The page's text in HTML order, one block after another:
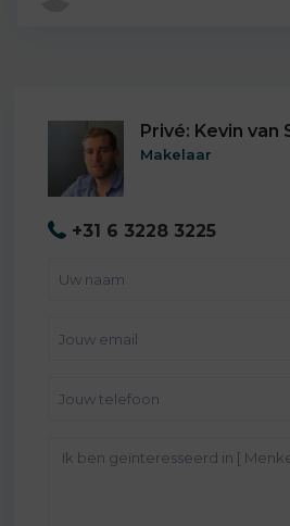
Privé: Kevin van
Makelaar
+31 6 3228 3225